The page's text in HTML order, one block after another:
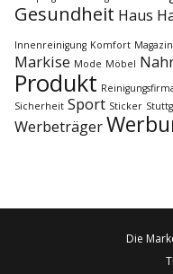
t
i
o
Gesundheit Haus
Innenreinigung Komfort Magazin
Markise Mode Möbel
Produkt
Sicherheit Sport Sticker
Werbeträger
Die